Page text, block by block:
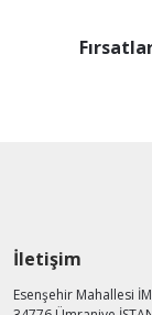
İletişim
Esenşehir Mahallesi